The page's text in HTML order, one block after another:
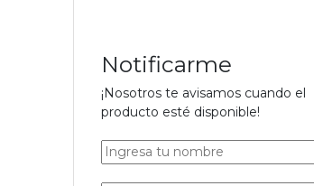
Notificarme
¡Nosotros te avisamos cuando el
producto esté disponible!